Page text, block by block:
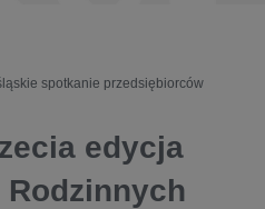
spotkanie przedsiębiorców
edycja